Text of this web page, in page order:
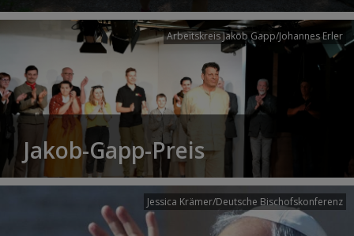
Arbeitskreis Jakob Gapp/Johannes Erler
Jakob-Gapp-Preis
Jessica Krämer/Deutsche Bischofskonferenz